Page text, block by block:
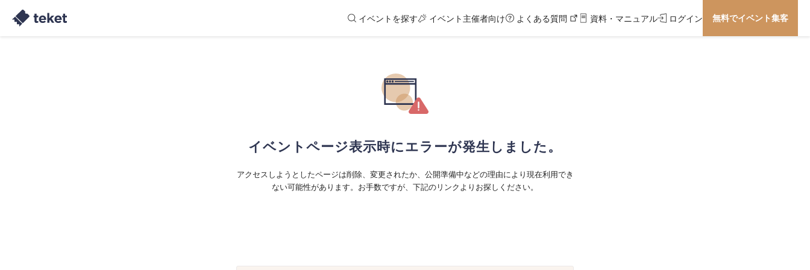
イベントを探す イベント主催者向け よくある質問 資料・マニュアル ログイン 無料でイベント集客
イベントページ表示時にエラーが発生しました。
アクセスしようとしたページは削除、変更されたか、公開準備中などの理由により現在利用でき
ない可能性があります。お手数ですが、下記のリンクよりお探しください。